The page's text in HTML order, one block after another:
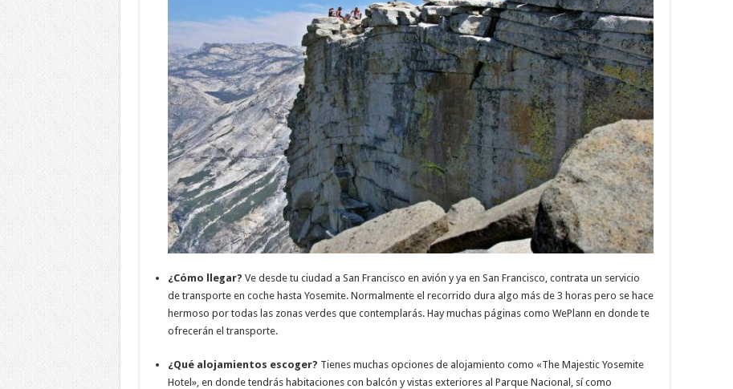
¿Cómo llegar? Ve desde tu ciudad a San Francisco en avión y ya en San Francisco, contrata un servicio
de transporte en coche hasta Yosemite. Normalmente el recorrido dura algo más de 3 horas pero se hace
hermoso por todas las zonas verdes que contemplarás. Hay muchas páginas como WePlann en donde te
ofrecerán el transporte.
¿Qué alojamientos escoger? Tienes muchas opciones de alojamiento como «The Majestic Yosemite
Hotel», en donde tendrás habitaciones con balcón y vistas exteriores al Parque Nacional, sí como